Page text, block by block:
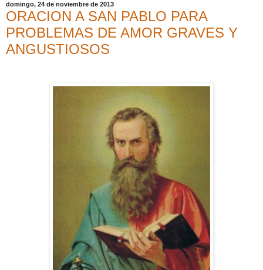
domingo, 24 de noviembre de 2013
ORACION A SAN PABLO PARA
PROBLEMAS DE AMOR GRAVES Y
ANGUSTIOSOS